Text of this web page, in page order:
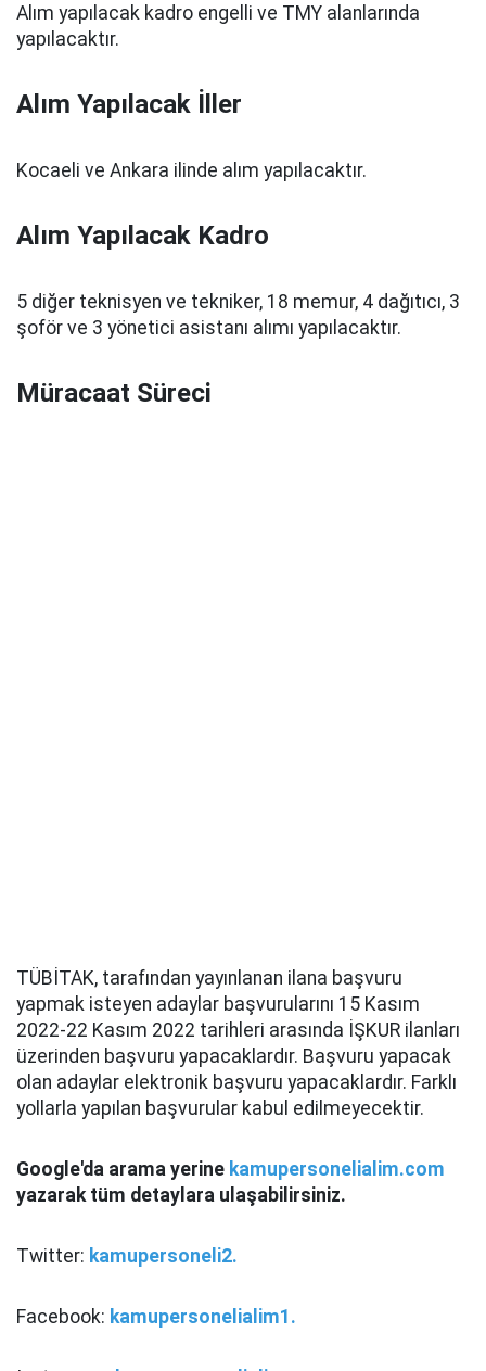
Alım yapılacak kadro engelli ve TMY alanlarında
yapılacaktır.
Alım Yapılacak İller
Kocaeli ve Ankara ilinde alım yapılacaktır.
Alım Yapılacak Kadro
5 diğer teknisyen ve tekniker, 18 memur, 4 dağıtıcı, 3
şoför ve 3 yönetici asistanı alımı yapılacaktır.
Müracaat Süreci
TÜBİTAK, tarafından yayınlanan ilana başvuru
yapmak isteyen adaylar başvurularını 15 Kasım
2022-22 Kasım 2022 tarihleri arasında İŞKUR ilanları
üzerinden başvuru yapacaklardır. Başvuru yapacak
olan adaylar elektronik başvuru yapacaklardır. Farklı
yollarla yapılan başvurular kabul edilmeyecektir.
Google'da arama yerine kamupersonelialim.com
yazarak tüm detaylara ulaşabilirsiniz.
Twitter: kamupersoneli2.
Facebook: kamupersonelialim1.